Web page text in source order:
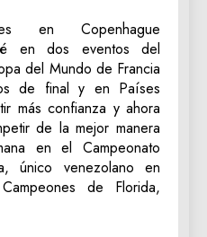
en Copenhague
en dos eventos del
del Mundo de Francia
de final y en Países
más confianza y ahora
de la mejor manera
en el Campeonato
único venezolano en
de Florida,